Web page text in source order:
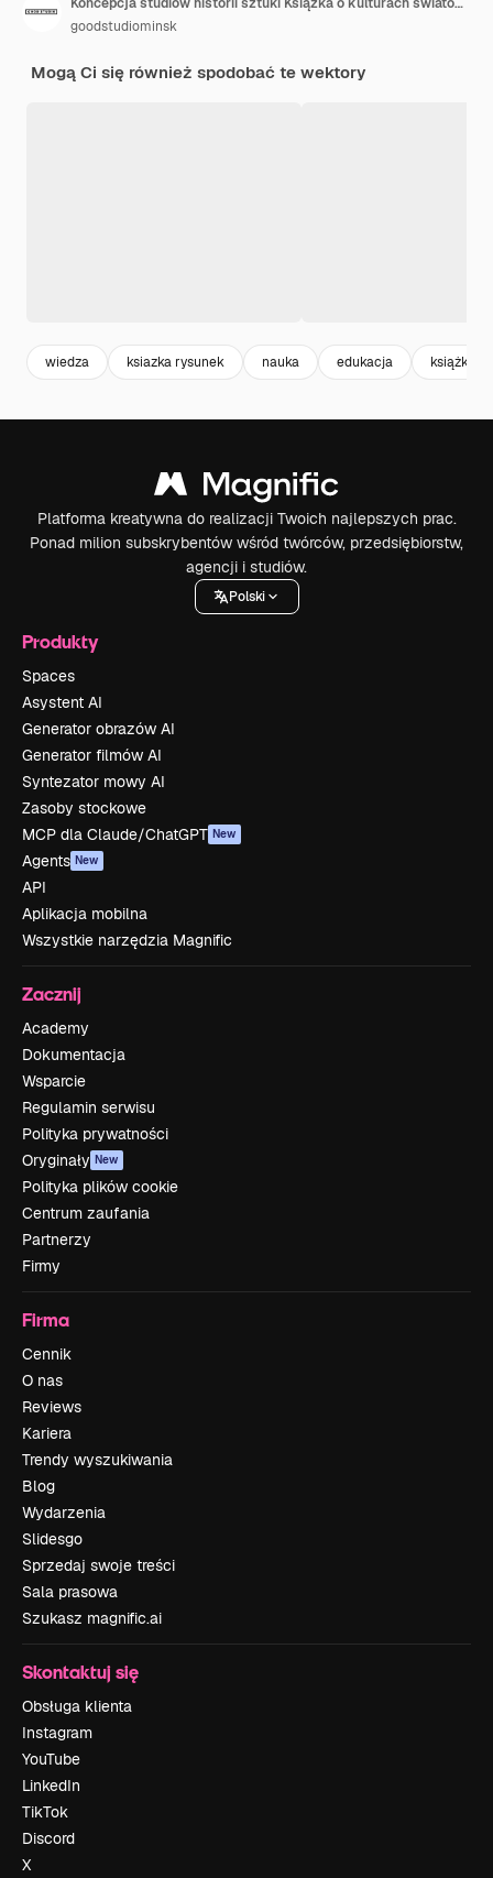
goodstudiominsk
Mogą Ci się również spodobać te wektory
wiedza ksiazka rysunek nauka edukacja książka
Platforma kreatywna do realizacji Twoich najlepszych prac.
Ponad milion subskrybentów wśród twórców, przedsiębiorstw,
agencji i studiów.
Polski
Produkty
Spaces
Asystent AI
Generator obrazów AI
Generator filmów AI
Syntezator mowy AI
Zasoby stockowe
MCP dla Claude/ChatGPT New
Agents New
API
Aplikacja mobilna
Wszystkie narzędzia Magnific
Zacznij
Academy
Dokumentacja
Wsparcie
Regulamin serwisu
Polityka prywatności
Oryginały New
Polityka plików cookie
Centrum zaufania
Partnerzy
Firmy
Firma
Cennik
O nas
Reviews
Kariera
Trendy wyszukiwania
Blog
Wydarzenia
Slidesgo
Sprzedaj swoje treści
Sala prasowa
Szukasz magnific.ai
Skontaktuj się
Obsługa klienta
Instagram
YouTube
LinkedIn
TikTok
Discord
X